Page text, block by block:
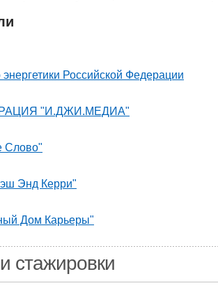
Российской Федерации
"И.ДЖИ.МЕДИА"
Слово"
Энд Керри"
Дом Карьеры"
стажировки